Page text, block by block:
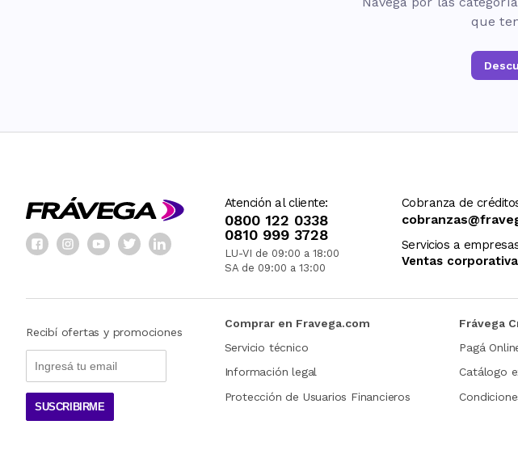
que
Atención al cliente:
0800 122 0338
0810 999 3728
LU-VI de 09:00 a 18:00
SA de 09:00 a 13:00
Cobranza de
Servicios a
Ventas
Recibí ofertas y promociones
SUSCRIBIRME
Comprar en Fravega.com
Servicio técnico
Información legal
Protección de Usuarios Financieros
Frávega
Pagá
Catálogo